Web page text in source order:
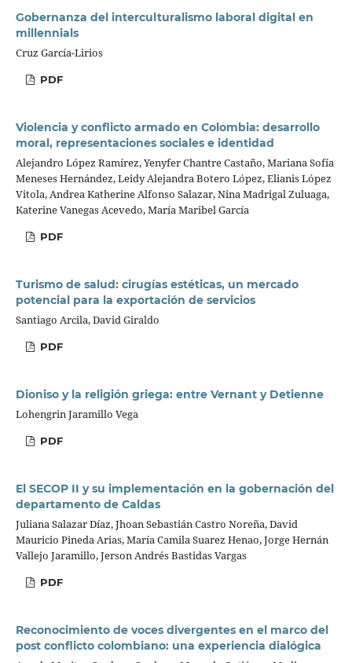
Gobernanza del interculturalismo laboral digital en
millennials
Cruz García-Lirios
PDF
Violencia y conflicto armado en Colombia: desarrollo
moral, representaciones sociales e identidad
Alejandro López Ramírez, Yenyfer Chantre Castaño, Mariana Sofía
Meneses Hernández, Leidy Alejandra Botero López, Elianis López
Vitola, Andrea Katherine Alfonso Salazar, Nina Madrigal Zuluaga,
Katerine Vanegas Acevedo, María Maribel García
PDF
Turismo de salud: cirugías estéticas, un mercado
potencial para la exportación de servicios
Santiago Arcila, David Giraldo
PDF
Dioniso y la religión griega: entre Vernant y Detienne
Lohengrin Jaramillo Vega
PDF
El SECOP II y su implementación en la gobernación del
departamento de Caldas
Juliana Salazar Díaz, Jhoan Sebastián Castro Noreña, David
Mauricio Pineda Arias, María Camila Suarez Henao, Jorge Hernán
Vallejo Jaramillo, Jerson Andrés Bastidas Vargas
PDF
Reconocimiento de voces divergentes en el marco del
post conflicto colombiano: una experiencia dialógica